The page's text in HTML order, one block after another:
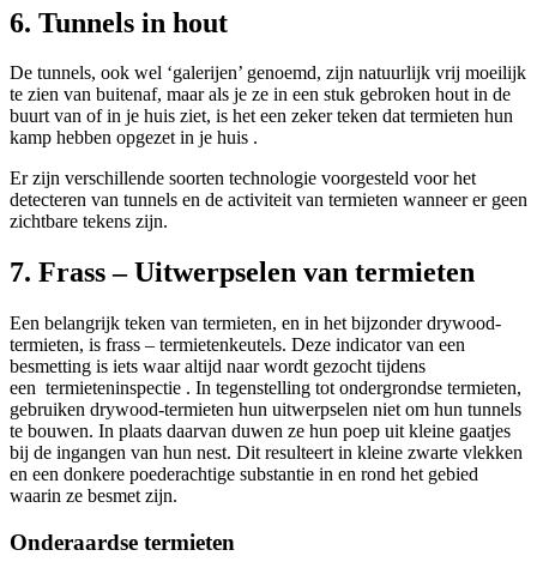
6. Tunnels in hout
De tunnels, ook wel ‘galerijen’ genoemd, zijn natuurlijk vrij moeilijk
te zien van buitenaf, maar als je ze in een stuk gebroken hout in de
buurt van of in je huis ziet, is het een zeker teken dat termieten hun
kamp hebben opgezet in je huis .
Er zijn verschillende soorten technologie voorgesteld voor het
detecteren van tunnels en de activiteit van termieten wanneer er geen
zichtbare tekens zijn.
7. Frass – Uitwerpselen van termieten
Een belangrijk teken van termieten, en in het bijzonder drywood-
termieten, is frass – termietenkeutels. Deze indicator van een
besmetting is iets waar altijd naar wordt gezocht tijdens
een termieteninspectie . In tegenstelling tot ondergrondse termieten,
gebruiken drywood-termieten hun uitwerpselen niet om hun tunnels
te bouwen. In plaats daarvan duwen ze hun poep uit kleine gaatjes
bij de ingangen van hun nest. Dit resulteert in kleine zwarte vlekken
en een donkere poederachtige substantie in en rond het gebied
waarin ze besmet zijn.
Onderaardse termieten